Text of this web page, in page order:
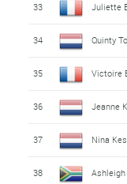
33 Juliette
34 Quinty
35 Victoire
36 Jeanne
37 Nina
38